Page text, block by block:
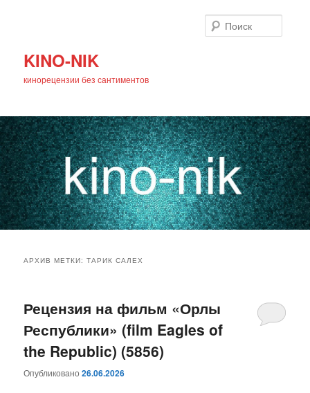
KINO-NIK
кинорецензии без сантиментов
основному
содержимому
дополнительному
содержимому
АРХИВ МЕТКИ:ТАРИК САЛЕХ
Рецензия на фильм «Орлы
Республики» (film Eagles of
the Republic) (5856)
Опубликовано26.06.2026